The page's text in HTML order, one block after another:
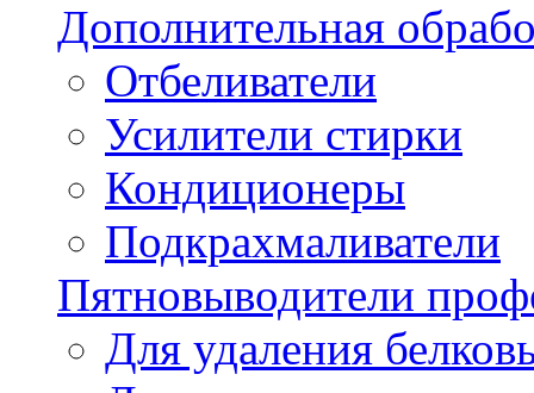
Дополнительная
Отбеливатели
Усилители стирки
Кондиционеры
Подкрахмаливатели
Пятновыводители
Для удаления